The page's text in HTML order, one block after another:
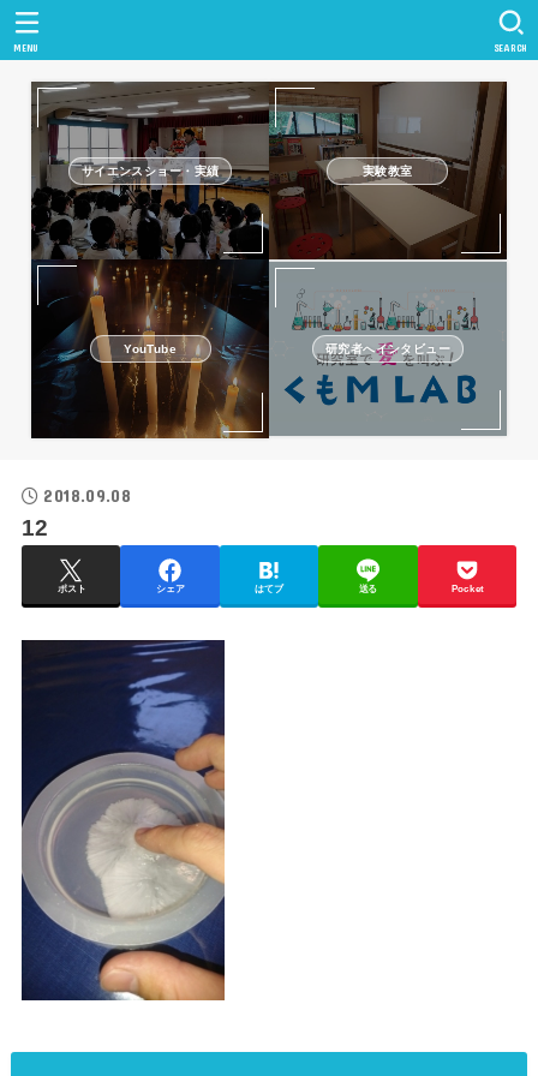
SEARCH
MENU
サイエンスショー・実績 実験教室
YouTube 研究者へインタビュー
2018.09.08
12
ポスト シェア はてブ 送る Pocket